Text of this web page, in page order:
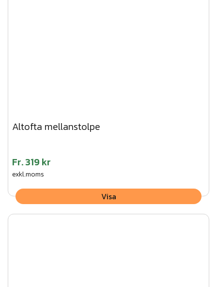
Altofta mellanstolpe
Fr.319 kr
exkl.moms
Visa